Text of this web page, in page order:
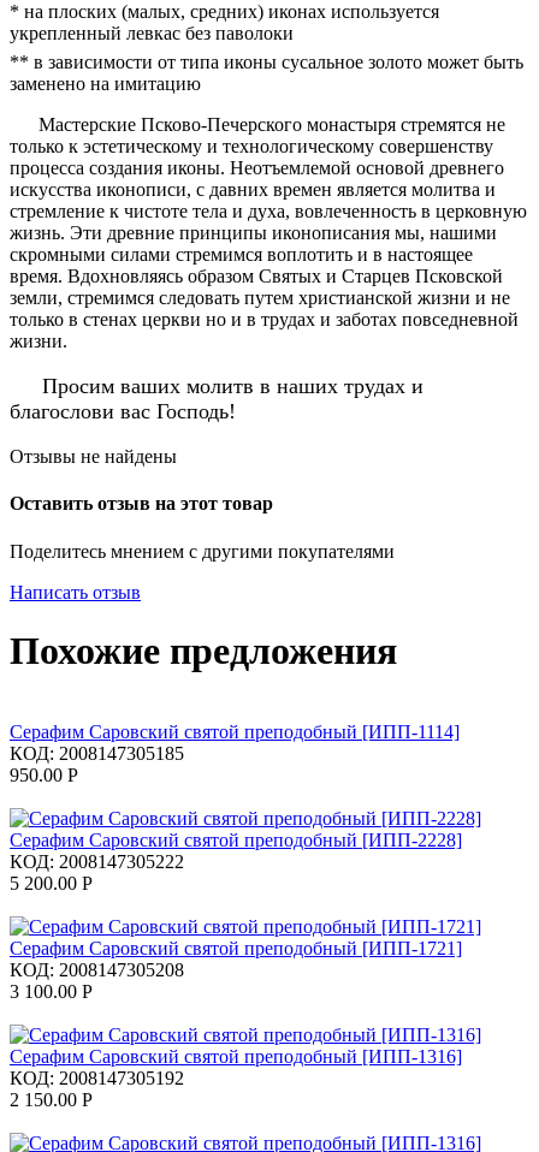
* на плоских (малых, средних) иконах используется
укрепленный левкас без паволоки
** в зависимости от типа иконы сусальное золото может быть
заменено на имитацию
Мастерские Псково-Печерского монастыря стремятся не
только к эстетическому и технологическому совершенству
процесса создания иконы. Неотъемлемой основой древнего
искусства иконописи, с давних времен является молитва и
стремление к чистоте тела и духа, вовлеченность в церковную
жизнь. Эти древние принципы иконописания мы, нашими
скромными силами стремимся воплотить и в настоящее
время. Вдохновляясь образом Святых и Старцев Псковской
земли, стремимся следовать путем христианской жизни и не
только в стенах церкви но и в трудах и заботах повседневной
жизни.
Просим ваших молитв в наших трудах и
благослови вас Господь!
Отзывы не найдены
Оставить отзыв на этот товар
Поделитесь мнением с другими покупателями
Написать отзыв
Похожие предложения
Серафим Саровский святой преподобный [ИПП-1114]
КОД: 2008147305185
950.00 Р
Серафим Саровский святой преподобный [ИПП-2228]
КОД: 2008147305222
5 200.00 Р
Серафим Саровский святой преподобный [ИПП-1721]
КОД: 2008147305208
3 100.00 Р
Серафим Саровский святой преподобный [ИПП-1316]
КОД: 2008147305192
2 150.00 Р